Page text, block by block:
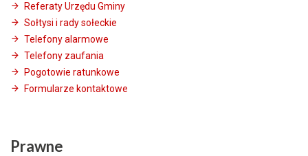
Referaty Urzędu Gminy
Sołtysi i rady sołeckie
Telefony alarmowe
Telefony zaufania
Pogotowie ratunkowe
Formularze kontaktowe
Prawne